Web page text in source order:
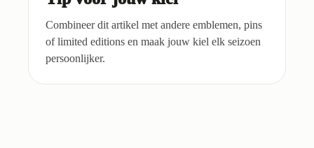
Combineer dit artikel met andere emblemen, pins
of limited editions en maak jouw kiel elk seizoen
persoonlijker.